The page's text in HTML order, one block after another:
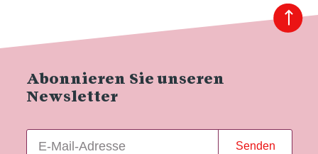
Abonnieren Sie unseren
Newsletter
Senden